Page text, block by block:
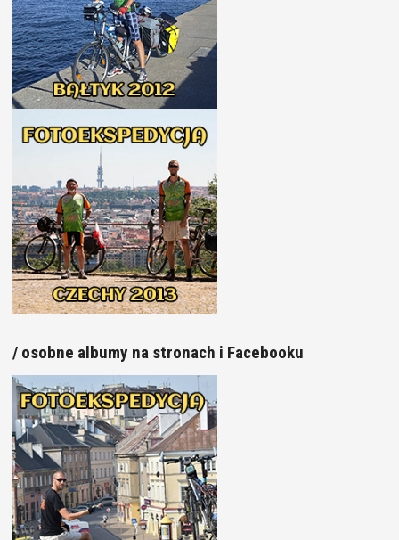
/ osobne albumy na stronach i Facebooku